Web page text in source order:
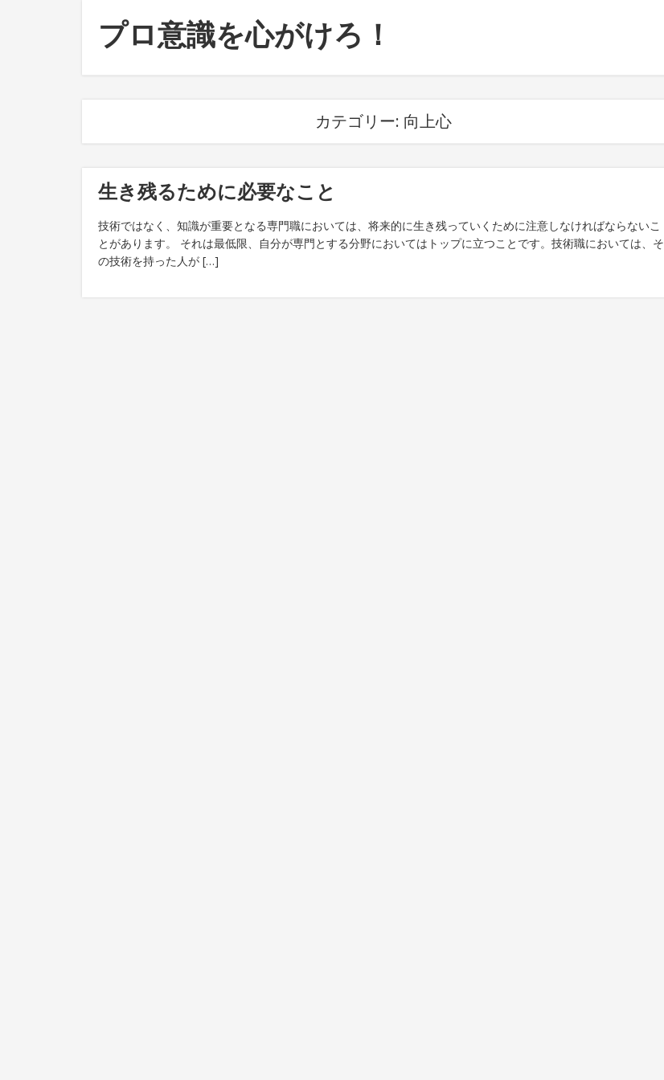
プロ意識を心がけろ！
カテゴリー: 向上心
生き残るために必要なこと
技術ではなく、知識が重要となる専門職においては、将来的に生き残っていくために注意しなければならないこ
とがあります。 それは最低限、自分が専門とする分野においてはトップに立つことです。技術職においては、そ
の技術を持った人が […]